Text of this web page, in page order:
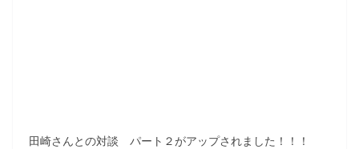
田崎さんとの対談 パート２がアップされました！！！